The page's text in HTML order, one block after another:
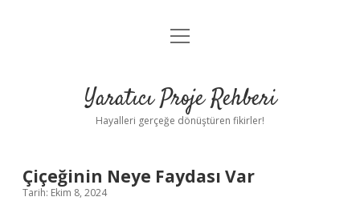
Anasayfa
Yasal Uyarı
menüyü
Yaratıcı Proje Rehberi
Hayalleri gerçeğe dönüştüren fikirler!
Çiçeğinin Neye Faydası Var
Tarih: Ekim 8, 2024